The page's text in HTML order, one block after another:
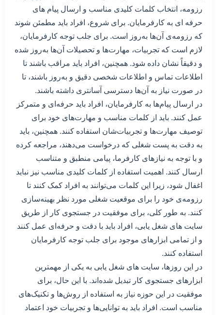
رزومه، انتخاب کلمات کلیدی مناسب و ارسال پیام های
حرفه ای به کارفرمایان. برای شروع، افراد باید مطمئن شوند
که رزومه‌ی آن‌ها به‌روز است. برای جلب توجه کارفرمایان،
لازم است که تجربیات، مهارت‌ها و تحصیلات آن‌ها به‌روز شده
و دقیقاً نشان داده شود. همچنین، افراد باید مراقب باشند تا
اطلاعات تماس و اطلاعات شخصی دقیق و به‌روز باشند، تا
در صورت نیاز به آن‌ها دسترسی آسانتری داشته باشند.
در ارسال پیام‌ها به کارفرمایان، افراد باید حرفه‌ای و متمرکز
عمل کنند. باید از کلمات مناسب و مهارت‌های خود برای
توصیف مهارت‌ها و تجربیات‌شان استفاده کنند. همچنین، باید
به دقت به پست شغلی که درخواست می‌دهند، مراجعه کرده
و با توجه به نیازهای کارفرما، پیامی منطبق و متناسب
ارسال کنند. اهمیت استفاده از کلمات کلیدی مناسب نیز نباید
اغفال شود، زیرا این کلمات می‌توانند به افراد کمک کنند تا
رزومه‌ی خود را برای موقعیت شغلی مورد نظر بهینه‌سازی
کنند. به طور کلی، برای موفقیت در جستجوی کار از طریق
سایت های شغل یابی، افراد باید با دقت و حرفه‌ای عمل کنند
و از تمامی ابزارهای موجود برای جلب توجه کارفرمایان
استفاده کنند.
در این روزها، سایت های شغل یابی به یکی از مهمترین
ابزارهای جستجوی کار تبدیل شده‌اند. با این حال، برای
موفقیت در این حوزه نیاز به استفاده از روش‌ها و تکنیک‌های
مناسب است. افراد باید به توانایی‌ها و تجربیات خود اعتماد